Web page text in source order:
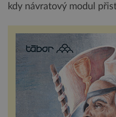
kdy návratový modul